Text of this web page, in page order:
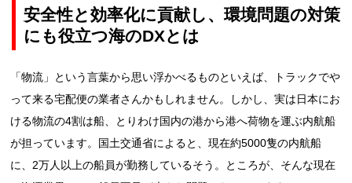
安全性と効率化に貢献し、環境問題の対策
にも役立つ海のDXとは
「物流」という言葉から思い浮かべるものといえば、トラックでや
って来る宅配便の業者さんかもしれません。しかし、実は日本にお
ける物流の4割は船、とりわけ国内の港から港へ荷物を運ぶ内航船
が担っています。国土交通省によると、現在約5000隻の内航船
に、2万人以上の船員が勤務しているそう。ところが、そんな現在